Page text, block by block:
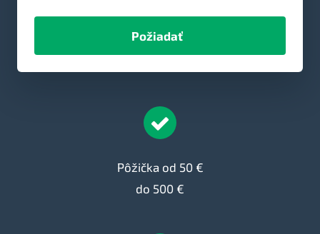
Požiadať
Pôžička od 50 €
do 500 €